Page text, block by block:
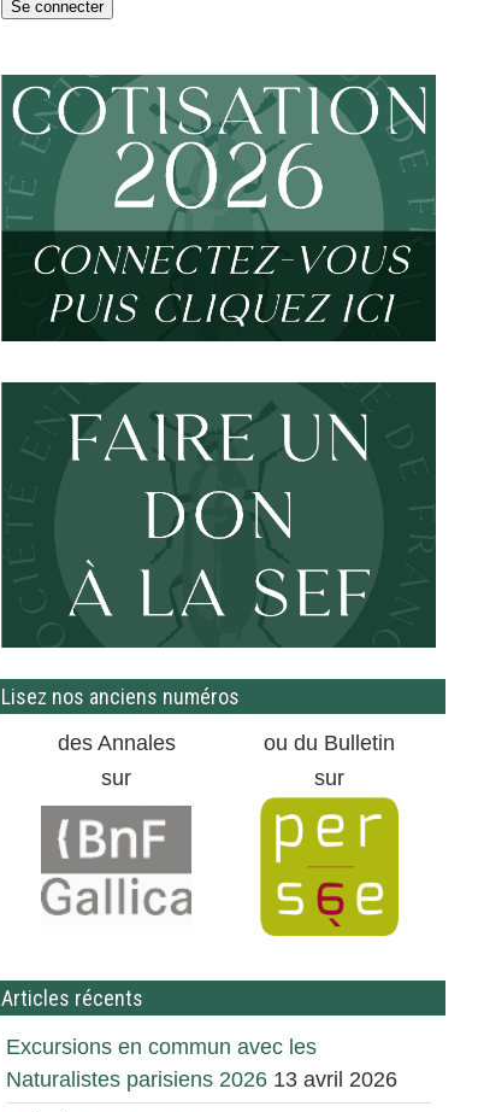
Se connecter
Lisez nos anciens numéros
des Annales
ou du Bulletin
sur
sur
Articles récents
Excursions en commun avec les
Naturalistes parisiens 2026 13 avril 2026